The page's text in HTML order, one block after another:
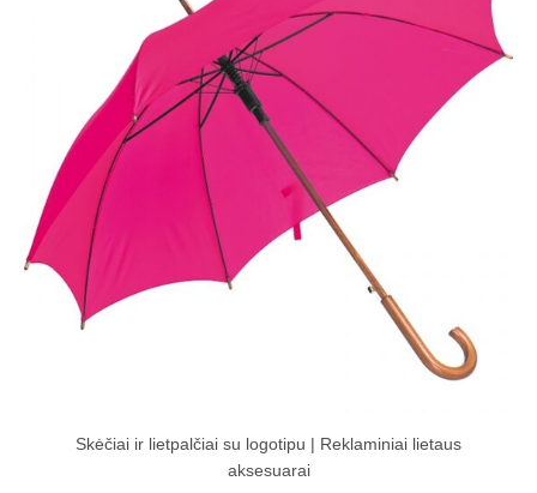
Skėčiai ir lietpalčiai su logotipu | Reklaminiai lietaus
aksesuarai